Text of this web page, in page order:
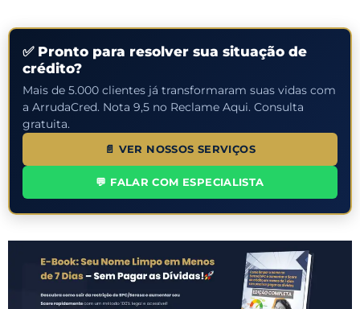
✅ Pronto para resolver sua situação de
crédito?
Mais de 5.000 clientes já transformaram suas vidas com
a ArrudaCred. Nota 9,5 no Reclame Aqui. Consulta
gratuita.
📄 VER NOSSOS SERVIÇOS
💬 FALAR COM ESPECIALISTA